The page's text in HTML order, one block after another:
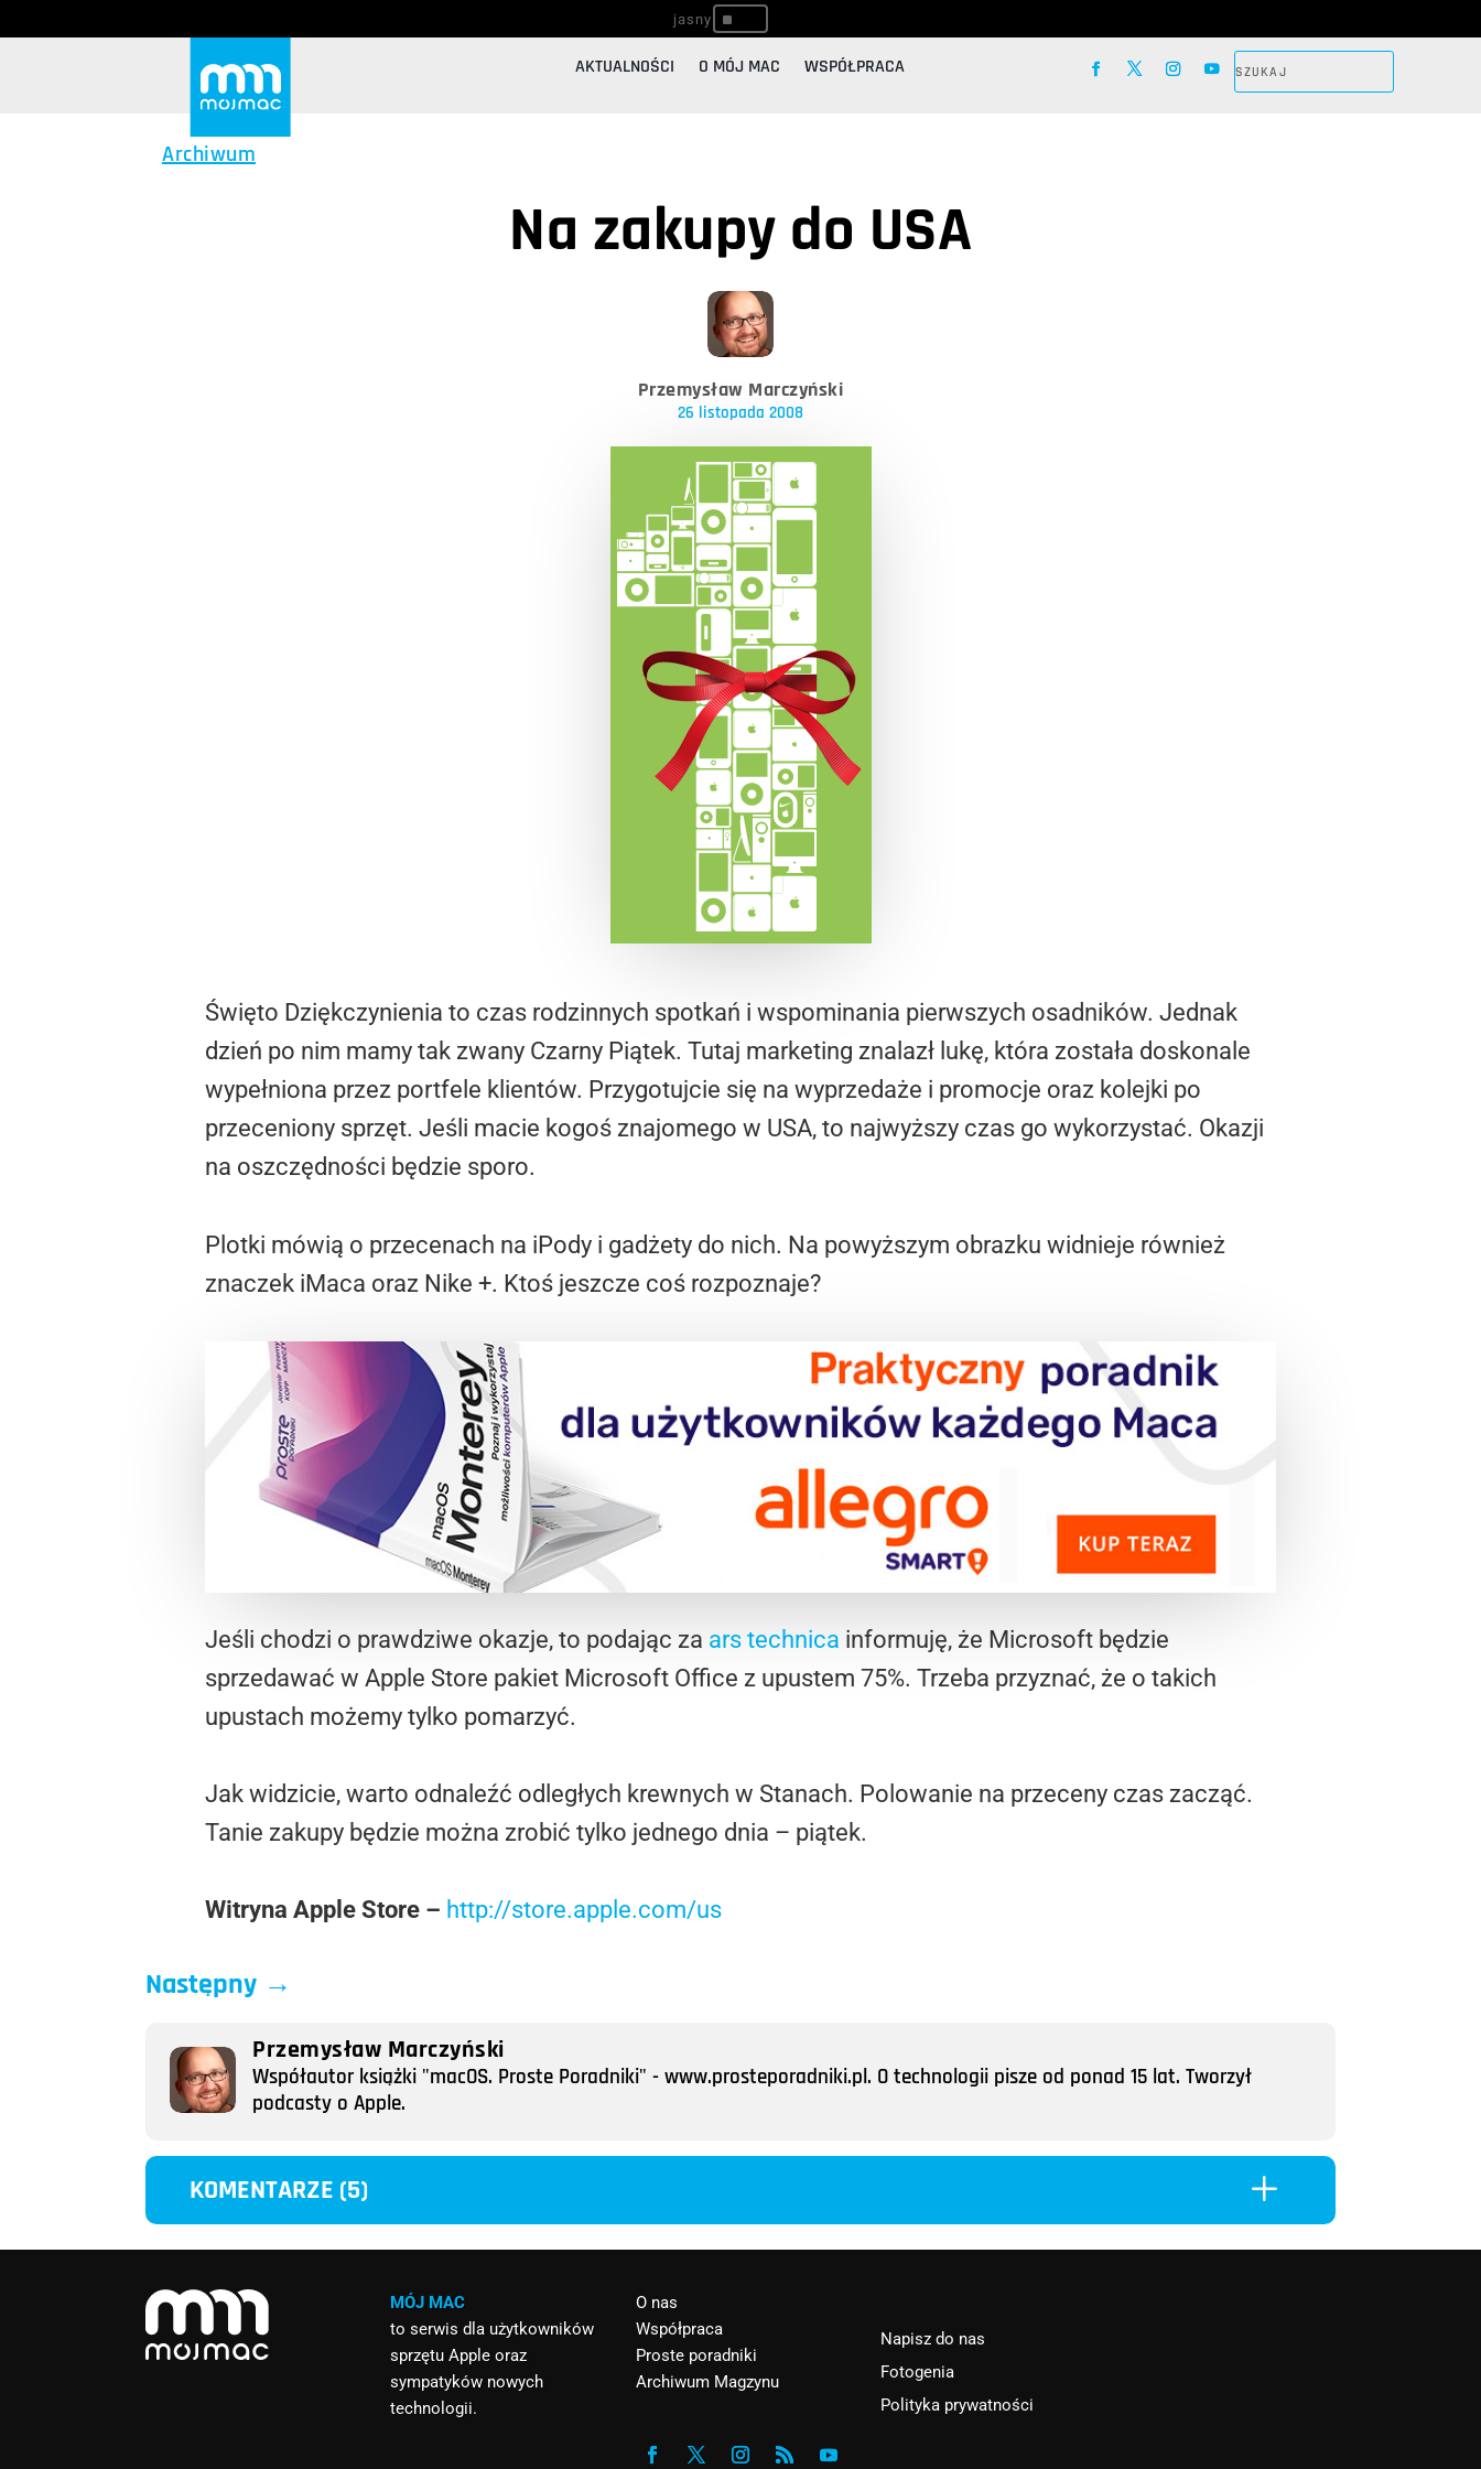
^
AKTUALNOŚCI O MÓJ MAC WSPÓŁPRACA
Archiwum
Na zakupy do USA
Przemysław Marczyński
26 listopada 2008
Święto Dziękczynienia to czas rodzinnych spotkań i wspominania pierwszych osadników. Jednak
dzień po nim mamy tak zwany Czarny Piątek. Tutaj marketing znalazł lukę, która została doskonale
wypełniona przez portfele klientów. Przygotujcie się na wyprzedaże i promocje oraz kolejki po
przeceniony sprzęt. Jeśli macie kogoś znajomego w USA, to najwyższy czas go wykorzystać. Okazji
na oszczędności będzie sporo.
Plotki mówią o przecenach na iPody i gadżety do nich. Na powyższym obrazku widnieje również
znaczek iMaca oraz Nike +. Ktoś jeszcze coś rozpoznaje?
Jeśli chodzi o prawdziwe okazje, to podając za ars technica informuję, że Microsoft będzie
sprzedawać w Apple Store pakiet Microsoft Office z upustem 75%. Trzeba przyznać, że o takich
upustach możemy tylko pomarzyć.
Jak widzicie, warto odnaleźć odległych krewnych w Stanach. Polowanie na przeceny czas zacząć.
Tanie zakupy będzie można zrobić tylko jednego dnia – piątek.
Witryna Apple Store – http://store.apple.com/us
Następny →
Przemysław Marczyński
Współautor książki "macOS. Proste Poradniki" - www.prosteporadniki.pl. O technologii pisze od ponad 15 lat. Tworzył
podcasty o Apple.
KOMENTARZE (5) L
MÓJ MAC
to serwis dla użytkowników
sprzętu Apple oraz
sympatyków nowych
technologii.
O nas
Współpraca
Proste poradniki
Archiwum Magzynu
Napisz do nas
Fotogenia
Polityka prywatności